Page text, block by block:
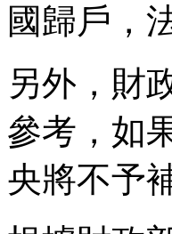
國歸戶，
另外，財
參考，如
央將不予